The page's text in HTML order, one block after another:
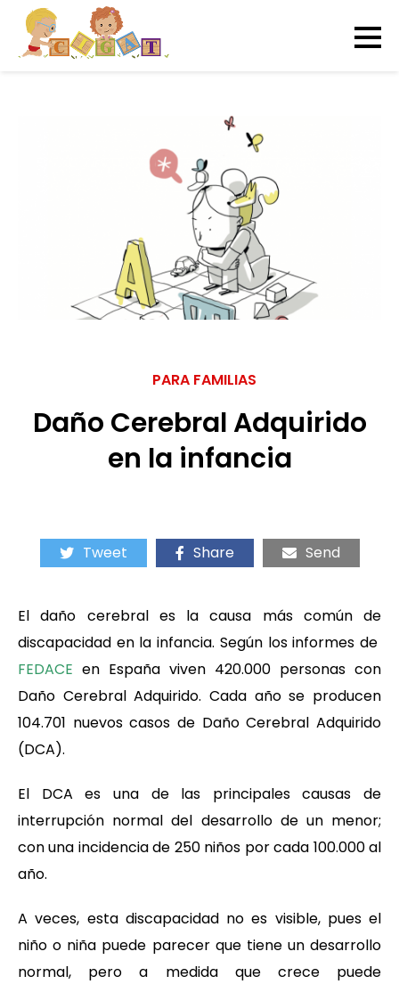
PARA FAMILIAS
Daño Cerebral Adquirido
en la infancia
Tweet Share Send
El daño cerebral es la causa más común de
discapacidad en la infancia. Según los informes de
FEDACE en España viven 420.000 personas con
Daño Cerebral Adquirido. Cada año se producen
104.701 nuevos casos de Daño Cerebral Adquirido
(DCA).
El DCA es una de las principales causas de
interrupción normal del desarrollo de un menor;
con una incidencia de 250 niños por cada 100.000 al
año.
A veces, esta discapacidad no es visible, pues el
niño o niña puede parecer que tiene un desarrollo
normal, pero a medida que crece puede